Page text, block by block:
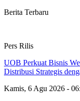
Berita Terbaru
Pers Rilis
UOB Perkuat Bisnis
Distribusi Strategis
Kamis, 6 Agu 2026 -